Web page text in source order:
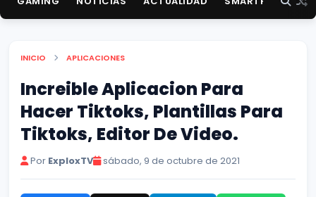
INICIO APLICACIONES
Increible Aplicacion Para
Hacer Tiktoks, Plantillas Para
Tiktoks, Editor De Video.
Por ExploxTV sábado, 9 de octubre de 2021